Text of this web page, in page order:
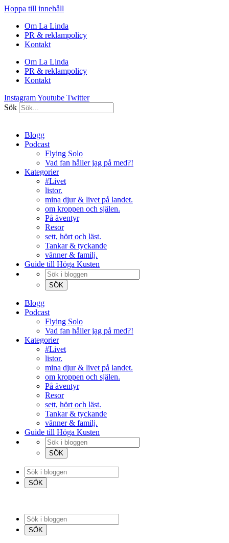
Hoppa till innehåll
Om La Linda
PR & reklampolicy
Kontakt
Om La Linda
PR & reklampolicy
Kontakt
InstagramYoutube Twitter
Sök
Blogg
Podcast
Flying Solo
Vad fan håller jag på med?!
Kategorier
#Livet
listor.
mina djur & livet på landet.
om kroppen och själen.
På äventyr
Resor
sett, hört och läst.
Tankar & tyckande
vänner & familj.
Guide till Höga Kusten
Blogg
Podcast
Flying Solo
Vad fan håller jag på med?!
Kategorier
#Livet
listor.
mina djur & livet på landet.
om kroppen och själen.
På äventyr
Resor
sett, hört och läst.
Tankar & tyckande
vänner & familj.
Guide till Höga Kusten